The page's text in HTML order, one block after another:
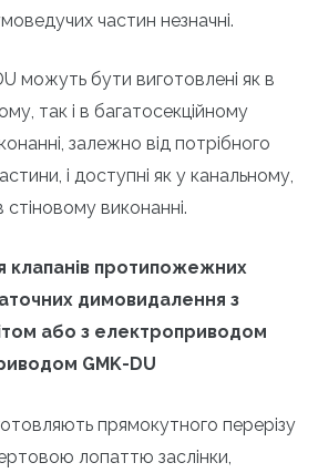
частин незначні.
можуть бути виготовлені як в
так і в багатосекційному
залежно від потрібного
і доступні як у канальному,
стіновому виконанні.
клапанів протипожежних
димовидалення з
або з електроприводом
GMK-DU
прямокутного перерізу
лопаттю заслінки,